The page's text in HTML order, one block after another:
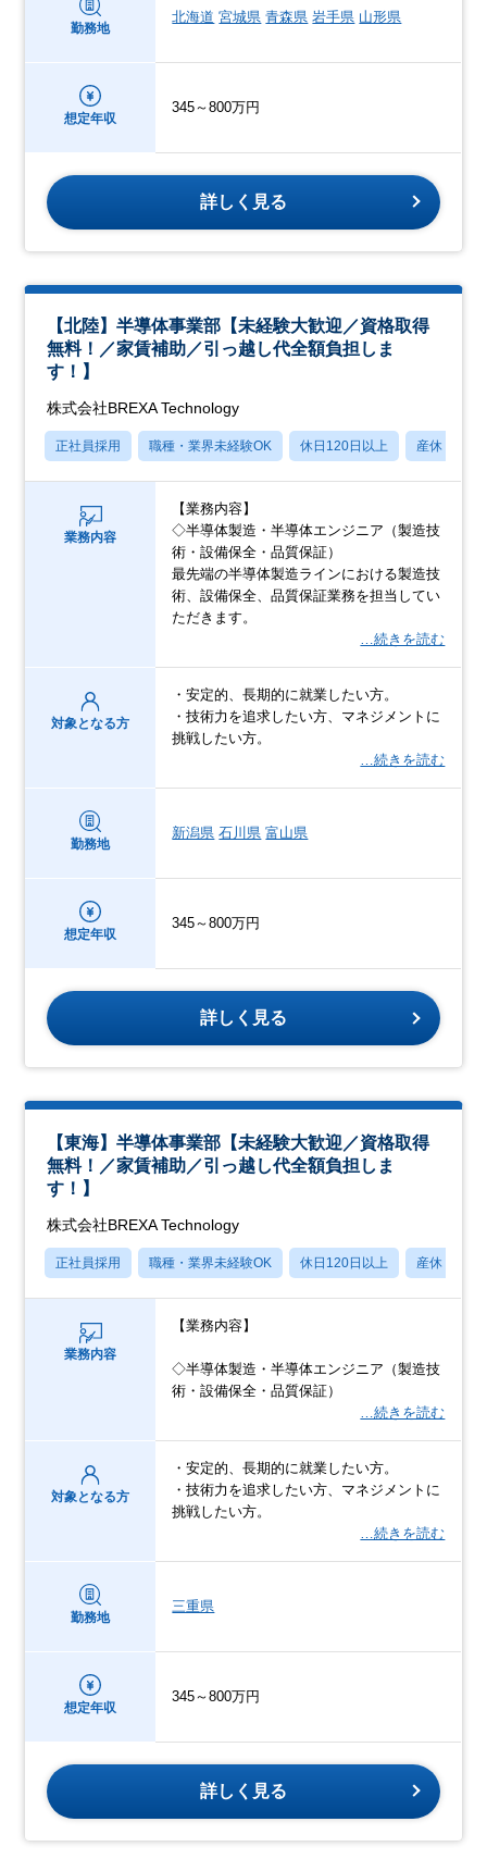
勤務地
北海道 宮城県 青森県 岩手県 山形県
想定年収
345～800万円
詳しく見る
【北陸】半導体事業部【未経験大歓迎／資格取得
無料！／家賃補助／引っ越し代全額負担しま
す！】
株式会社BREXA Technology
正社員採用 職種・業界未経験OK 休日120日以上 産休・育休
業務内容
【業務内容】
◇半導体製造・半導体エンジニア（製造技
術・設備保全・品質保証）
最先端の半導体製造ラインにおける製造技
術、設備保全、品質保証業務を担当してい
ただきます。
…続きを読む
対象となる方
・安定的、長期的に就業したい方。
・技術力を追求したい方、マネジメントに
挑戦したい方。
…続きを読む
勤務地
新潟県 石川県 富山県
想定年収
345～800万円
詳しく見る
【東海】半導体事業部【未経験大歓迎／資格取得
無料！／家賃補助／引っ越し代全額負担しま
す！】
株式会社BREXA Technology
正社員採用 職種・業界未経験OK 休日120日以上 産休・育休
業務内容
【業務内容】
◇半導体製造・半導体エンジニア（製造技
術・設備保全・品質保証）
…続きを読む
対象となる方
・安定的、長期的に就業したい方。
・技術力を追求したい方、マネジメントに
挑戦したい方。
…続きを読む
勤務地
三重県
想定年収
345～800万円
詳しく見る